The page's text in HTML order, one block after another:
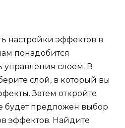
настройки эффектов в
понадобится
управления слоем. В
слой, в который вы
Затем откройте
будет предложен выбор
эффектов. Найдите